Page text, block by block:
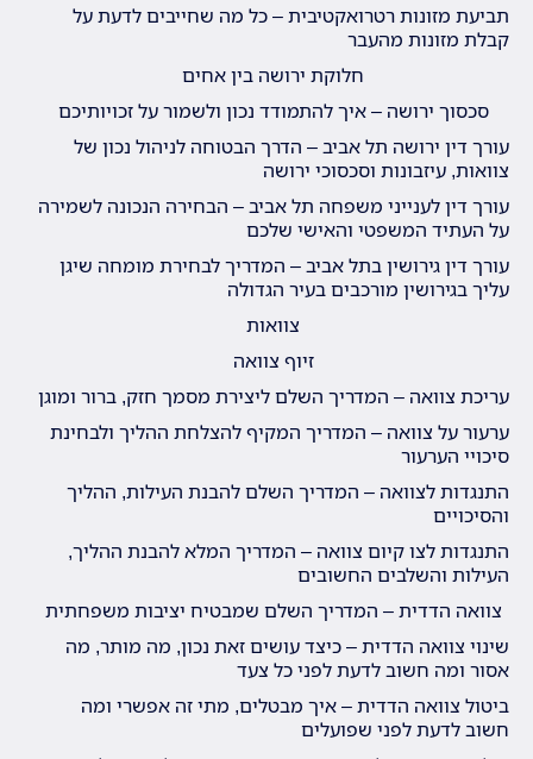
תביעת מזונות רטרואקטיבית – כל מה שחייבים לדעת על
קבלת מזונות מהעבר
חלוקת ירושה בין אחים
סכסוך ירושה – איך להתמודד נכון ולשמור על זכויותיכם
עורך דין ירושה תל אביב – הדרך הבטוחה לניהול נכון של
צוואות, עיזבונות וסכסוכי ירושה
עורך דין לענייני משפחה תל אביב – הבחירה הנכונה לשמירה
על העתיד המשפטי והאישי שלכם
עורך דין גירושין בתל אביב – המדריך לבחירת מומחה שיגן
עליך בגירושין מורכבים בעיר הגדולה
צוואות
זיוף צוואה
עריכת צוואה – המדריך השלם ליצירת מסמך חזק, ברור ומוגן
ערעור על צוואה – המדריך המקיף להצלחת ההליך ולבחינת
סיכויי הערעור
התנגדות לצוואה – המדריך השלם להבנת העילות, ההליך
והסיכויים
התנגדות לצו קיום צוואה – המדריך המלא להבנת ההליך,
העילות והשלבים החשובים
צוואה הדדית – המדריך השלם שמבטיח יציבות משפחתית
שינוי צוואה הדדית – כיצד עושים זאת נכון, מה מותר, מה
אסור ומה חשוב לדעת לפני כל צעד
ביטול צוואה הדדית – איך מבטלים, מתי זה אפשרי ומה
חשוב לדעת לפני שפועלים